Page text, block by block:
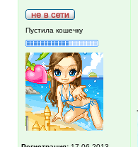
Пустила кошечку